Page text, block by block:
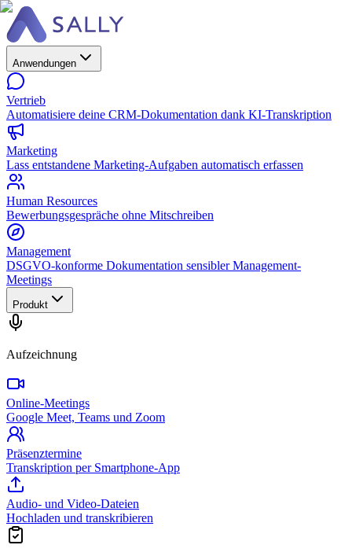
Anwendungen
Vertrieb
Automatisiere deine CRM-Dokumentation dank KI-Transkription
Marketing
Lass entstandene Marketing-Aufgaben automatisch erfassen
Human Resources
Bewerbungsgespräche ohne Mitschreiben
Management
DSGVO-konforme Dokumentation sensibler Management-
Meetings
Produkt
Aufzeichnung
Online-Meetings
Google Meet, Teams und Zoom
Präsenztermine
Transkription per Smartphone-App
Audio- und Video-Dateien
Hochladen und transkribieren